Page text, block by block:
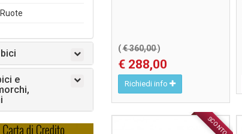
(€ 360,00)
€ 288,00
Richiedi info
SCONTO
ACCESSORI
e